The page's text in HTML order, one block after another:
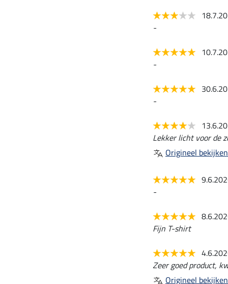
-
-
-
Lekker licht voor de
Origineel bekijken
-
Fijn T-shirt
Zeer goed product,
Origineel bekijken